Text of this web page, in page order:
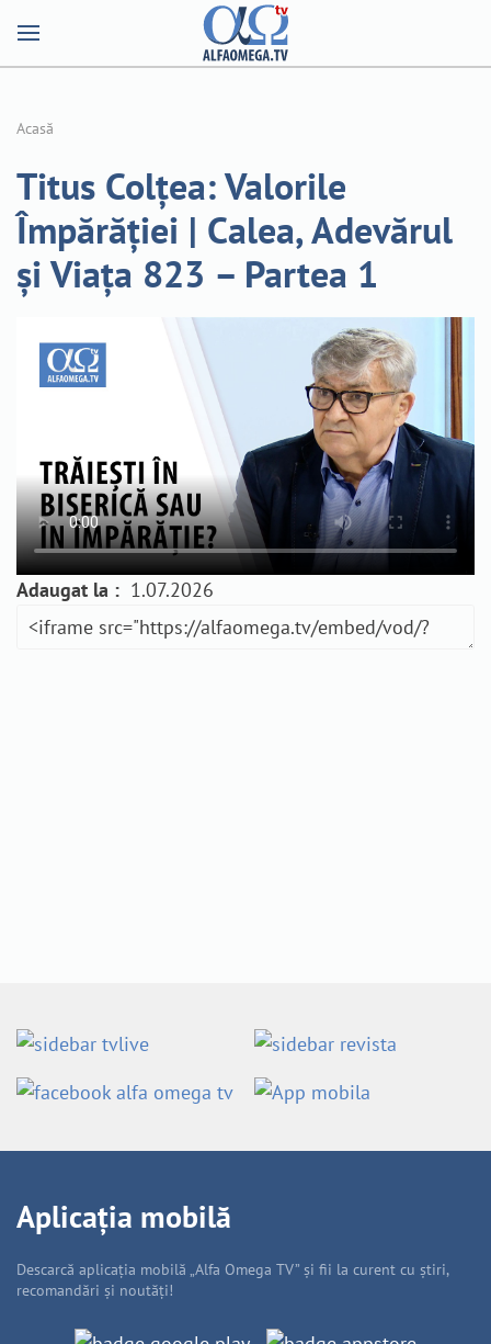
Acasă
Titus Colțea: Valorile
Împărăției | Calea, Adevărul
și Viața 823 – Partea 1
Adaugat la : 1.07.2026
Aplicația mobilă
Descarcă aplicația mobilă „Alfa Omega TV” și fii la curent cu știri,
recomandări și noutăți!